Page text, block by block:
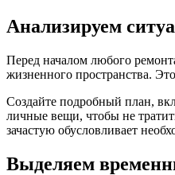
Анализируем
Перед началом любого
жизненного пространства.
Создайте подробный план,
личные вещи, чтобы не
зачастую обусловливает
Выделяем